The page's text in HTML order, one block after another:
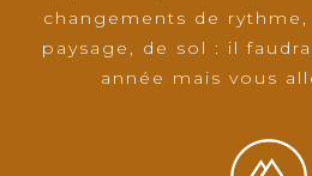
changements de
paysage, de sol : il
année mais vous